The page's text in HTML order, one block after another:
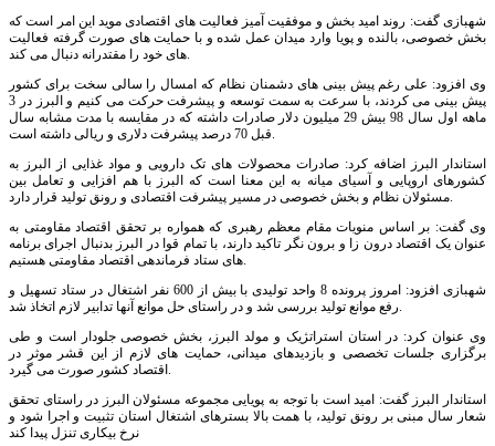
شهبازی گفت: روند امید بخش و موفقیت آمیز فعالیت های اقتصادی موید این امر است که
بخش خصوصی، بالنده و پویا وارد میدان عمل شده و با حمایت های صورت گرفته فعالیت
های خود را مقتدرانه دنبال می کند.
وی افزود: علی رغم پیش بینی های دشمنان نظام که امسال را سالی سخت برای کشور
پیش بینی می کردند، با سرعت به سمت توسعه و پیشرفت حرکت می کنیم و البرز در 3
ماهه اول سال 98 بیش 29 میلیون دلار صادرات داشته که در مقایسه با مدت مشابه سال
قبل 70 درصد پیشرفت دلاری و ریالی داشته است.
استاندار البرز اضافه کرد: صادرات محصولات های تک دارویی و مواد غذایی از البرز به
کشورهای اروپایی و آسیای میانه به این معنا است که البرز با هم افزایی و تعامل بین
مسئولان نظام و بخش خصوصی در مسیر پیشرفت اقتصادی و رونق تولید قرار دارد.
وی گفت: بر اساس منویات مقام معظم رهبری که همواره بر تحقق اقتصاد مقاومتی به
عنوان یک اقتصاد درون زا و برون نگر تاکید دارند، با تمام قوا در البرز بدنبال اجرای برنامه
های ستاد فرماندهی اقتصاد مقاومتی هستیم.
شهبازی افزود: امروز پرونده 8 واحد تولیدی با بیش از 600 نفر اشتغال در ستاد تسهیل و
رفع موانع تولید بررسی شد و در راستای حل موانع آنها تدابیر لازم اتخاذ شد.
وی عنوان کرد: در استان استراتژیک و مولد البرز، بخش خصوصی جلودار است و طی
برگزاری جلسات تخصصی و بازدیدهای میدانی، حمایت های لازم از این قشر موثر در
اقتصاد کشور صورت می گیرد.
استاندار البرز گفت: امید است با توجه به پویایی مجموعه مسئولان البرز در راستای تحقق
شعار سال مبنی بر رونق تولید، با همت بالا بسترهای اشتغال استان تثبیت و اجرا شود و
نرخ بیکاری تنزل پیدا کند